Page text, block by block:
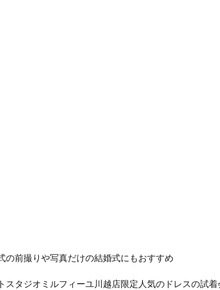
の前撮りや写真だけの結婚式にもおすすめ
スタジオミルフィーユ川越店限定人気のドレスの試